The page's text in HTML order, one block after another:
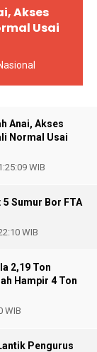
Akses
Usai
Anai, Akses
Normal Usai
WIB
Sumur Bor FTA
WIB
2,19 Ton
Hampir 4 Ton
WIB
Pengurus